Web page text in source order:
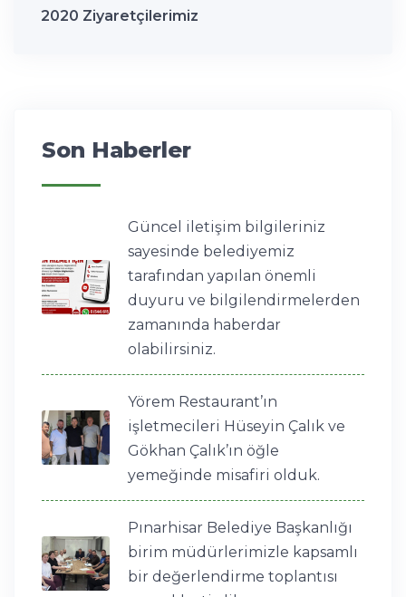
2020 Ziyaretçilerimiz
Son Haberler
Güncel iletişim bilgileriniz
sayesinde belediyemiz
tarafından yapılan önemli
duyuru ve bilgilendirmelerden
zamanında haberdar
olabilirsiniz.
Yörem Restaurant’ın
işletmecileri Hüseyin Çalık ve
Gökhan Çalık’ın öğle
yemeğinde misafiri olduk.
Pınarhisar Belediye Başkanlığı
birim müdürlerimizle kapsamlı
bir değerlendirme toplantısı